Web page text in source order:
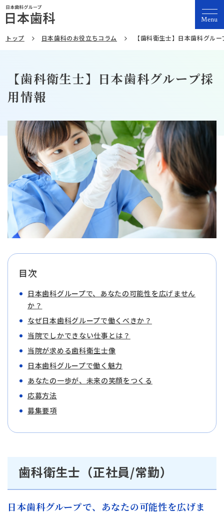
Menu
トップ 日本歯科のお役立ちコラム 【歯科衛生士】日本歯科グル
【歯科衛生士】日本歯科グループ採
用情報
目次
日本歯科グループで、あなたの可能性を広げません
か？
なぜ日本歯科グループで働くべきか？
当院でしかできない仕事とは？
当院が求める歯科衛生士像
日本歯科グループで働く魅力
あなたの一歩が、未来の笑顔をつくる
応募方法
募集要項
歯科衛生士（正社員/常勤）
日本歯科グループで、あなたの可能性を広げま